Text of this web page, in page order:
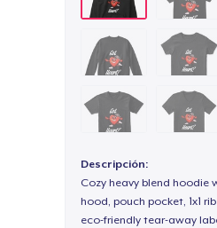
Descripción:
Cozy heavy blend hoodie
hood, pouch pocket, 1x1
eco-friendly tear-away